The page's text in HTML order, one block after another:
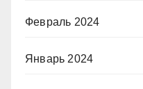
Февраль 2024
Январь 2024